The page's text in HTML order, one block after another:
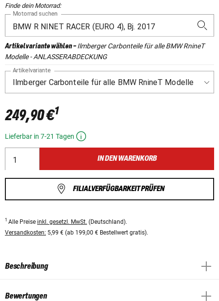
Finde dein Motorrad:
Motorrad suchen
Artikelvariante wählen-Ilmberger Carbonteile für alle BMW RnineT
Modelle - ANLASSERABDECKUNG
Artikelvariante
249,90 €1
Lieferbar in 7-21 Tagen
IN DEN WARENKORB
FILIALVERFÜGBARKEIT PRÜFEN
1 Alle Preise inkl. gesetzl. MwSt. (Deutschland).
Versandkosten: 5,99 € (ab 199,00 € Bestellwert gratis).
Beschreibung
Bewertungen